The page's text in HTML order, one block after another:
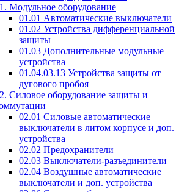
Модульное оборудование
01.01 Автоматические выключатели
01.02 Устройства дифференциальной
защиты
01.03 Дополнительные модульные
устройства
01.04.03.13 Устройства защиты от
дугового пробоя
Силовое оборудование защиты и
02.01 Силовые автоматические
выключатели в литом корпусе и доп.
устройства
02.02 Предохранители
02.03 Выключатели-разъединители
02.04 Воздушные автоматические
выключатели и доп. устройства